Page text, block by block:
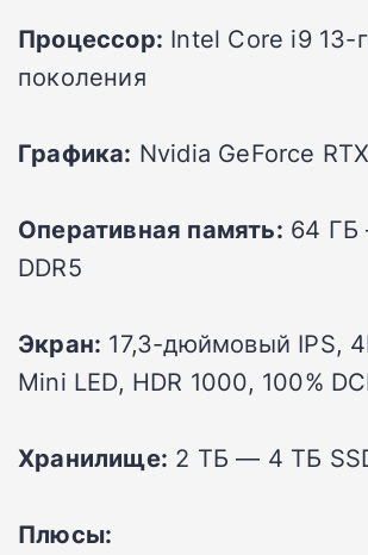
Процессор: Intel Core i9 13-
поколения
Графика: Nvidia GeForce
Оперативная память: 64 ГБ
DDR5
Экран: 17,3-дюймовый IPS,
Mini LED, HDR 1000, 100%
Хранилище: 2 ТБ — 4 ТБ
Плюсы: